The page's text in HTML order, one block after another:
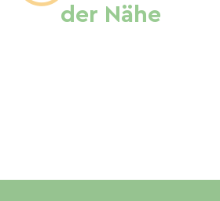
der Nähe